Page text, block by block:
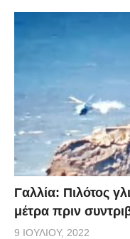
Γαλλία: Πιλότος
μέτρα πριν
9 ΙΟΥΛΊΟΥ, 2022